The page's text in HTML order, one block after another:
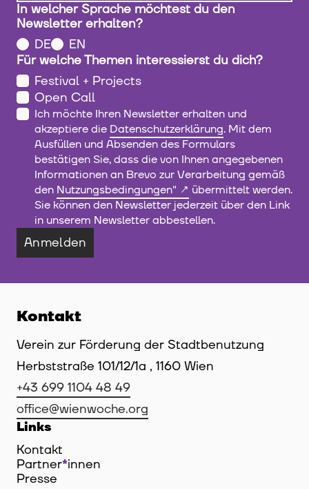
In welcher Sprache möchtest du den
Newsletter erhalten?
DE
EN
Für welche Themen interessierst du dich?
Festival + Projects
Open Call
Ich möchte Ihren Newsletter erhalten und
akzeptiere die Datenschutzerklärung. Mit dem
Ausfüllen und Absenden des Formulars
bestätigen Sie, dass die von Ihnen angegebenen
Informationen an Brevo zur Verarbeitung gemäß
den Nutzungsbedingungen"
übermittelt werden.
Sie können den Newsletter jederzeit über den Link
in unserem Newsletter abbestellen.
Anmelden
Kontakt
Verein zur Förderung der Stadtbenutzung
Herbststraße 101/12/1a , 1160 Wien
+43 699 1104 48 49
office@wienwoche.org
Links
Kontakt
Partner*innen
Presse